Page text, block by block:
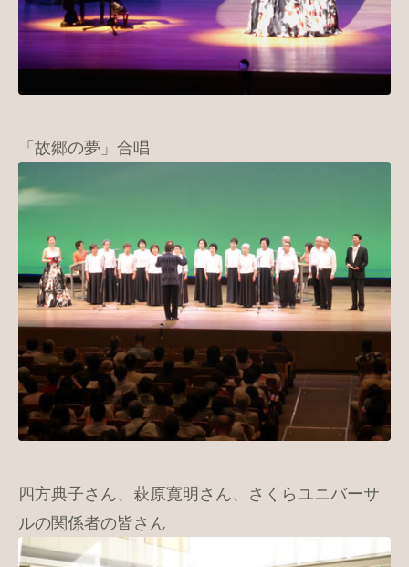
「故郷の夢」合唱
四方典子さん、萩原寛明さん、さくらユニバーサ
ルの関係者の皆さん